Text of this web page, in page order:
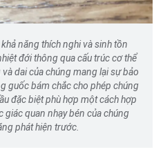
năng thích nghi và sinh tồn
đới thông qua cấu trúc cơ thể
dai của chúng mang lại sự bảo
guốc bám chắc cho phép chúng
đặc biệt phù hợp một cách hợp
giác quan nhạy bén của chúng
phát hiện trước.